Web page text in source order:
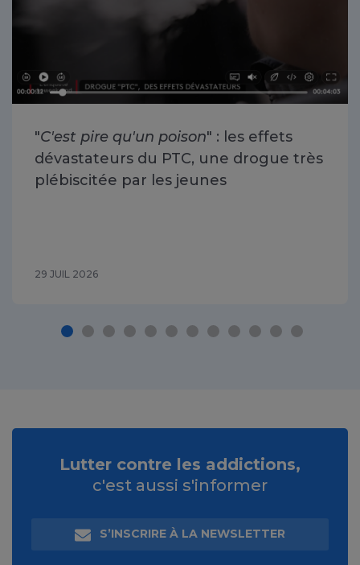
"C'est pire qu'un poison" : les effets
dévastateurs du PTC, une drogue très
plébiscitée par les jeunes
29 JUIL 2026
Lutter contre les addictions,
c'est aussi s'informer
S’INSCRIRE À LA NEWSLETTER